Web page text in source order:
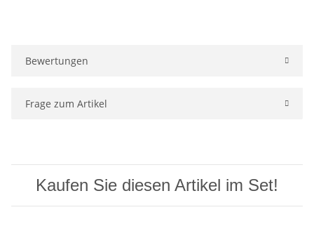
Bewertungen
Frage zum Artikel
Kaufen Sie diesen Artikel im Set!